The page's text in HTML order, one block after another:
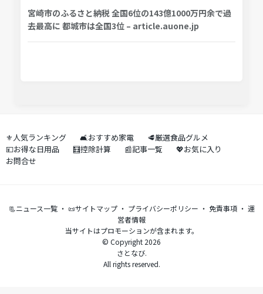
宮崎市のふるさと納税 全国6位の143億1000万円余で過
去最高に 都城市は全国3位 – article.auone.jp
⚜️人気ランキング 🛋️おすすめ家電
🥩厳選食品グルメ
💴お得な日用品
🧮控除計算 📰記事一覧
💖お気に入り
お問合せ
📃ニュース一覧・ 📜サイトマップ・ プライバシーポリシー ・ 免責事項・ 運
営者情報
当サイトはプロモーションが含まれます。
© Copyright 2026
さとなび.
All rights reserved.